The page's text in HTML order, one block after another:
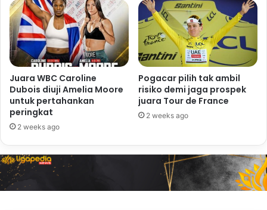
Juara WBC Caroline
Dubois diuji Amelia Moore
untuk pertahankan
peringkat
2 weeks ago
Pogacar pilih tak ambil
risiko demi jaga prospek
juara Tour de France
2 weeks ago